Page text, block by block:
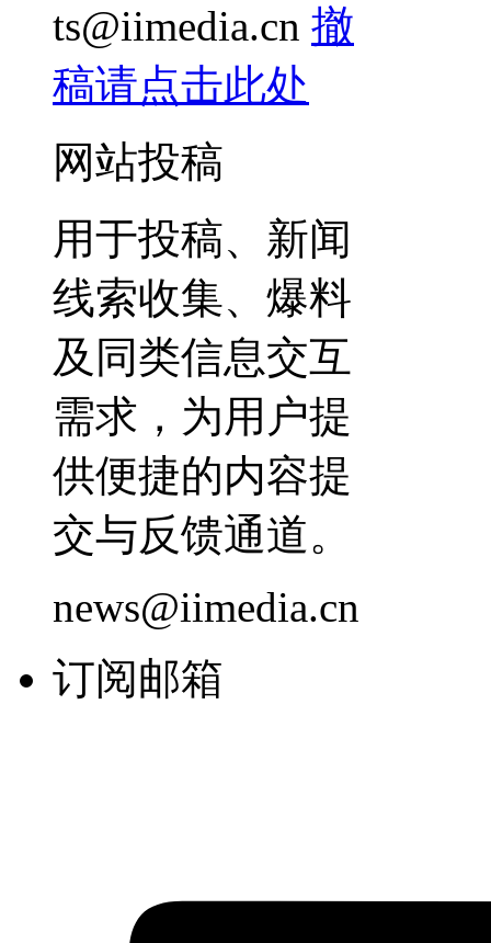
ts@iimedia.cn 撤
稿请点击此处
网站投稿
用于投稿、新闻
线索收集、爆料
及同类信息交互
需求，为用户提
供便捷的内容提
交与反馈通道。
news@iimedia.cn
订阅邮箱